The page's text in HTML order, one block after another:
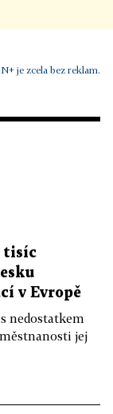
je zcela bez reklam.
tisíc
v Evropě
nedostatkem
jej